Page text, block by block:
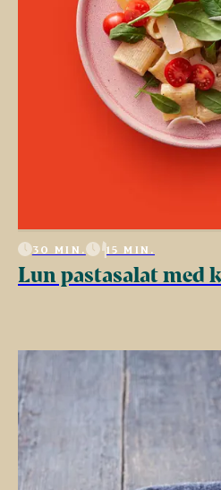
30 MIN. 15 MIN.
Lun pastasalat med